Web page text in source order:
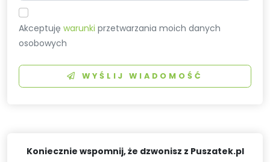
Akceptujęwarunki przetwarzania moich danych
osobowych
WYŚLIJ WIADOMOŚĆ
Koniecznie wspomnij, że dzwonisz z Puszatek.pl